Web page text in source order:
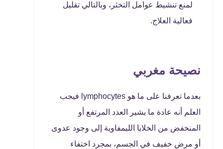
لمنع تنشيط عوامل التخثر، وبالتالي تقليل
فعالية العلاج.
نصيحة مغربي
بعدما تعرفنا على ما هو lymphocytes فيجب
العلم أنه عادة ما يشير العدد المرتفع أو
المنخفض من الخلايا الليمفاوية إلى وجود عدوى
أو مرض خفيف في الجسم، بمجرد اختفاء